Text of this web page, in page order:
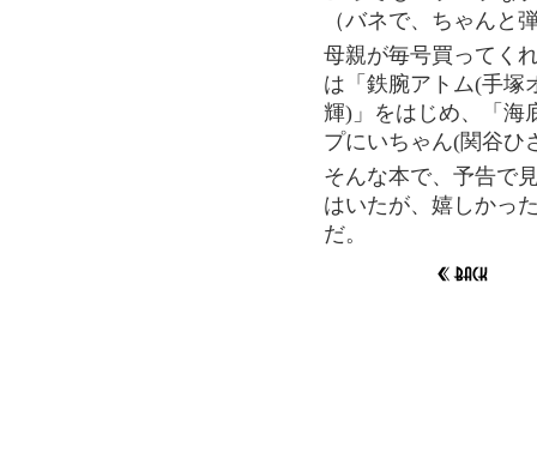
（バネで、ちゃんと
母親が毎号買ってく
は「鉄腕アトム(手塚
輝)」をはじめ、「海
プにいちゃん(関谷ひ
そんな本で、予告で
はいたが、嬉しかっ
だ。